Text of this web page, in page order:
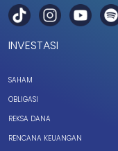
INVESTASI
SAHAM
OBLIGASI
REKSA DANA
RENCANA KEUANGAN